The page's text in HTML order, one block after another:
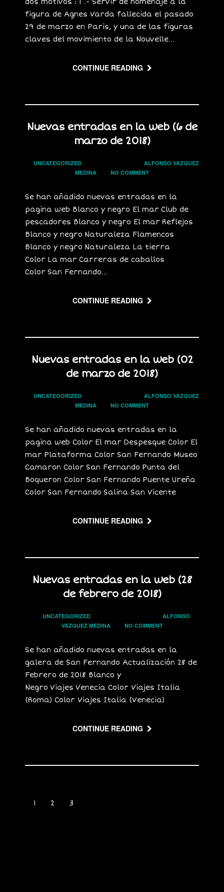
dos motivos : 1 .- Servir de homenaje a la
figura de Agnes Varda fallecida el pasado
29 de marzo en Paris, y una de las figuras
claves del movimiento de la Nouvelle...
CONTINUE READING
Nuevas entradas en la web (6 de
marzo de 2018)
UNCATEGORIZEDon
ALFONSO VAZQUEZ
MEDINA
NO COMMENT
Se han añadido nuevas entradas en la
pagina web Blanco y negro El mar Club de
pescadores Blanco y negro El mar Reflejos
Blanco y negro Naturaleza Flamencos
Blanco y negro Naturaleza La tierra
Color La mar Carreras de caballos
Color San Fernando...
CONTINUE READING
Nuevas entradas en la web (02
de marzo de 2018)
UNCATEGORIZEDon
ALFONSO VAZQUEZ
MEDINA
NO COMMENT
Se han añadido nuevas entradas en la
pagina web Color El mar Despesque Color El
mar Plataforma Color San Fernando Museo
Camaron Color San Fernando Punta del
Boqueron Color San Fernando Puente Ureña
Color San Fernando Salina San Vicente
CONTINUE READING
Nuevas entradas en la web (28
de febrero de 2018)
UNCATEGORIZEDon
ALFONSO
VAZQUEZ MEDINAhas NO COMMENT
Se han añadido nuevas entradas en la
galera de San Fernando Actualización 28 de
Febrero de 2018 Blanco y
Negro Viajes Venecia Color Viajes Italia
(Roma) Color Viajes Italia (Venecia)
CONTINUE READING
1 2 3